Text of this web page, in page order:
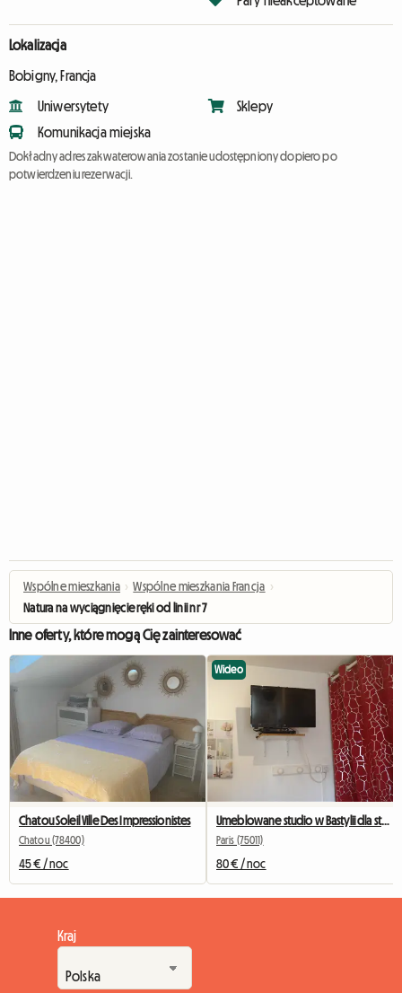
Lokalizacja
Bobigny, Francja
Uniwersytety
Komunikacja miejska
Sklepy
Dokładny adres zakwaterowania zostanie udostępniony dopiero po
potwierdzeniu rezerwacji.
Wspólne mieszkania › Wspólne mieszkania Francja ›
Natura na wyciągnięcie ręki od linii nr 7
Inne oferty, które mogą Cię zainteresować
Chatou Soleil Ville Des Impressionistes
Chatou (78400)
45 € / noc
Wideo
Umeblowane studio w Bastylii dla studentów, stażystów i podróżujących służbowo.
Paris (75011)
80 € / noc
Kraj